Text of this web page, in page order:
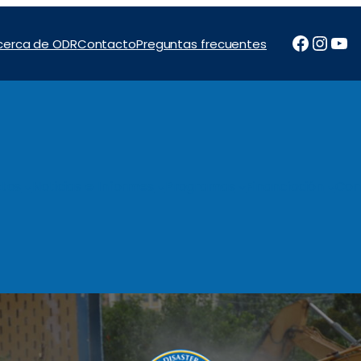
de ODRContactoPreguntas frecuentes